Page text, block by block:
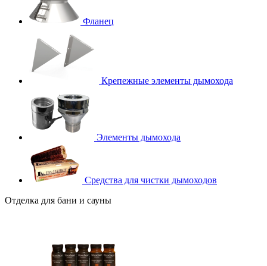
Фланец
Крепежные элементы дымохода
Элементы дымохода
Средства для чистки дымоходов
Отделка для бани и сауны